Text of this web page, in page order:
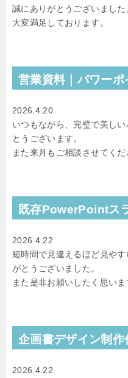
誠にありがとうございました
大変満足しております。
営業資料｜パワー
2026.4.20
いつもながら、完璧で美し
とうございます。
また来月もご相談させてくだ
既存PowerPointス
2026.4.22
短時間で見違えるほど見や
がとうございました。
また是非お願いしたく思いま
企画書デザイン制作
2026.4.22